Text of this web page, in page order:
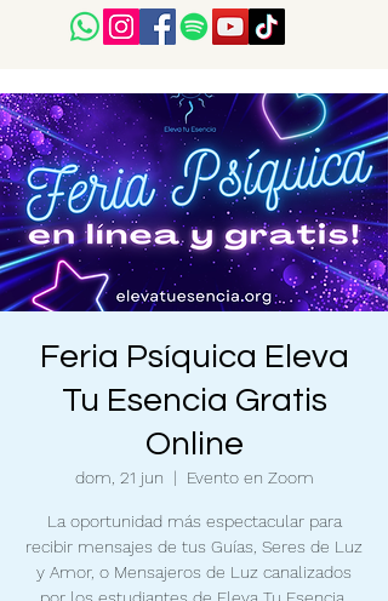
Feria Psíquica Eleva
Tu Esencia Gratis
Online
dom, 21 jun
  |
Evento en Zoom
La oportunidad más espectacular para
recibir mensajes de tus Guías, Seres de Luz
y Amor, o Mensajeros de Luz canalizados
por los estudiantes de Eleva Tu Esencia.